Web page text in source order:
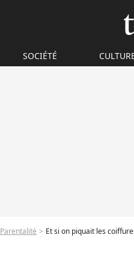
SOCIÉTÉ
Parentalité Et si on piquait les